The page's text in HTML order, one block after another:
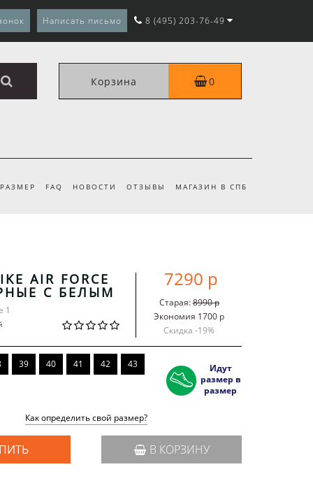
Написать письмо 8 (495) 203-76-49
Корзина 0
FAQ НОВОСТИ ОТЗЫВЫ МАГАЗИН В СПБ
AIR FORCE
С БЕЛЫМ
1
7290 р
Старая:8990 р
Экономия 1700 р
Скидка -19%
39 40 41 42 43
Идут
размер в
размер
Как определить свой размер?
В КОРЗИНУ